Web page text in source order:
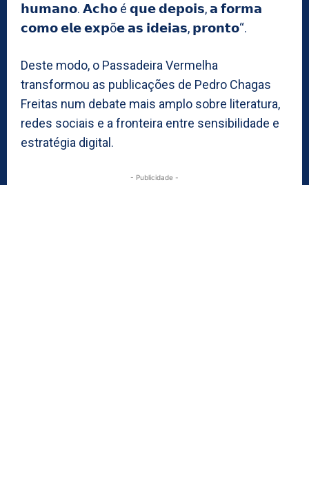
𝗵𝘂𝗺𝗮𝗻𝗼. 𝗔𝗰𝗵𝗼 é 𝗾𝘂𝗲 𝗱𝗲𝗽𝗼𝗶𝘀, 𝗮 𝗳𝗼𝗿𝗺𝗮
𝗰𝗼𝗺𝗼 𝗲𝗹𝗲 𝗲𝘅𝗽õ𝗲 𝗮𝘀 𝗶𝗱𝗲𝗶𝗮𝘀, 𝗽𝗿𝗼𝗻𝘁𝗼“.
Deste modo, o Passadeira Vermelha
transformou as publicações de Pedro Chagas
Freitas num debate mais amplo sobre literatura,
redes sociais e a fronteira entre sensibilidade e
estratégia digital.
- Publicidade -